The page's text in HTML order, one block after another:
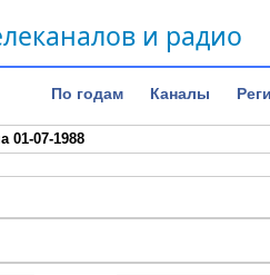
и радио
По годам Каналы
01-07-1988